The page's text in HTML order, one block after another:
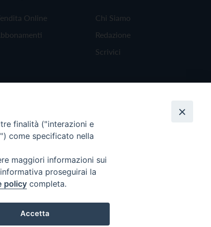
Online
Chi Siamo
Redazione
Scrivici
finalità ("interazioni e
come specificato nella
maggiori informazioni sui
proseguirai la
policy completa.
Accetta